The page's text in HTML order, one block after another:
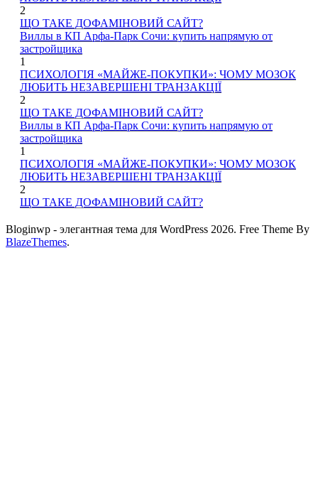
2
ЩО ТАКЕ ДОФАМІНОВИЙ САЙТ?
Виллы в КП Арфа-Парк Сочи: купить напрямую от
застройщика
1
ПСИХОЛОГІЯ «МАЙЖЕ-ПОКУПКИ»: ЧОМУ МОЗОК
ЛЮБИТЬ НЕЗАВЕРШЕНІ ТРАНЗАКЦІЇ
2
ЩО ТАКЕ ДОФАМІНОВИЙ САЙТ?
Виллы в КП Арфа-Парк Сочи: купить напрямую от
застройщика
1
ПСИХОЛОГІЯ «МАЙЖЕ-ПОКУПКИ»: ЧОМУ МОЗОК
ЛЮБИТЬ НЕЗАВЕРШЕНІ ТРАНЗАКЦІЇ
2
ЩО ТАКЕ ДОФАМІНОВИЙ САЙТ?
Bloginwp - элегантная тема для WordPress 2026. Free Theme By
BlazeThemes.